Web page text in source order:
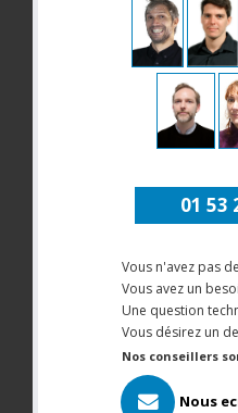
01 53
Vous n'avez pas
Vous avez un
Une question
Vous désirez un
Nos conseillers
Nous